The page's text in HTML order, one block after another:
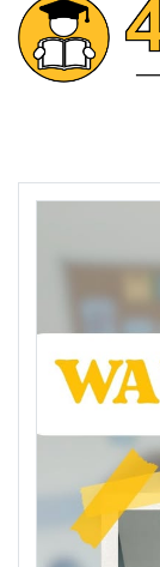
–
UL.
BUŁGARSKA